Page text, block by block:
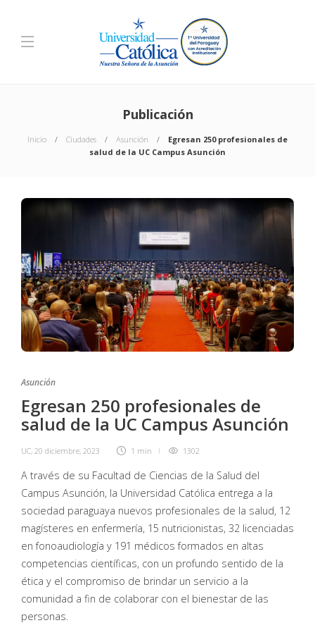
Publicación
Inicio Ciudades Asunción
Egresan 250 profesionales de
salud de la UC Campus Asunción
Asunción
Egresan 250 profesionales de
salud de la UC Campus Asunción
UC, 20 diciembre, 2023 1 min 1302
A través de su Facultad de Ciencias de la Salud del
Campus Asunción, la Universidad Católica entrega a la
sociedad paraguaya nuevos profesionales de la salud, 12
magísteres en enfermería, 15 nutricionistas, 32 licenciadas
en fonoaudiología y 191 médicos formados en altas
competencias científicas, con un profundo sentido de la
ética y el compromiso de brindar un servicio a la
comunidad a fin de colaborar con el bienestar de las
personas.